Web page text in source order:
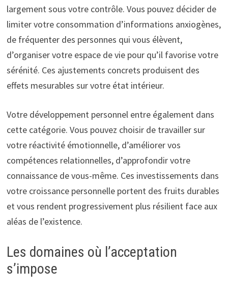
largement sous votre contrôle. Vous pouvez décider de
limiter votre consommation d’informations anxiogènes,
de fréquenter des personnes qui vous élèvent,
d’organiser votre espace de vie pour qu’il favorise votre
sérénité. Ces ajustements concrets produisent des
effets mesurables sur votre état intérieur.
Votre développement personnel entre également dans
cette catégorie. Vous pouvez choisir de travailler sur
votre réactivité émotionnelle, d’améliorer vos
compétences relationnelles, d’approfondir votre
connaissance de vous-même. Ces investissements dans
votre croissance personnelle portent des fruits durables
et vous rendent progressivement plus résilient face aux
aléas de l’existence.
Les domaines où l’acceptation
s’impose